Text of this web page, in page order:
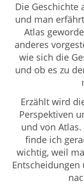
Die Geschichte
und man
Atlas
anderes
wie sich die
und ob es zu
Erzählt wird
Perspektiven
und von
finde ich
wichtig, weil